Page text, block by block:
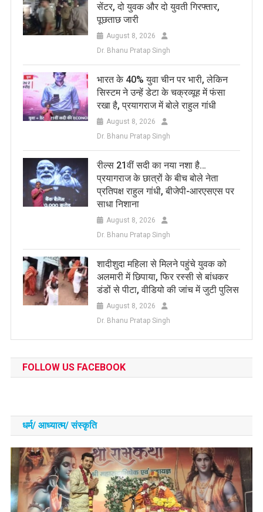
सेंटर, दो युवक और दो युवती गिरफ्तार,
पूछताछ जारी
August 8, 2026
Dr. Bhanu Pratap Singh
भारत के 40% युवा चीन पर भारी, लेकिन
सिस्टम ने उन्हें डेटा के चक्रव्यूह में फंसा
रखा है, प्रयागराज में बोले राहुल गांधी
August 8, 2026
Dr. Bhanu Pratap Singh
रील्स 21वीं सदी का नया नशा है…
प्रयागराज के छात्रों के बीच बोले नेता
प्रतिपक्ष राहुल गांधी, बीजेपी-आरएसएस पर
साधा निशाना
August 8, 2026
Dr. Bhanu Pratap Singh
शादीशुदा महिला से मिलने पहुंचे युवक को
अलमारी में छिपाया, फिर रस्सी से बांधकर
डंडों से पीटा, वीडियो की जांच में जुटी पुलिस
August 8, 2026
Dr. Bhanu Pratap Singh
FOLLOW US FACEBOOK
धर्म/ आध्‍यात्‍म/ संस्‍कृति